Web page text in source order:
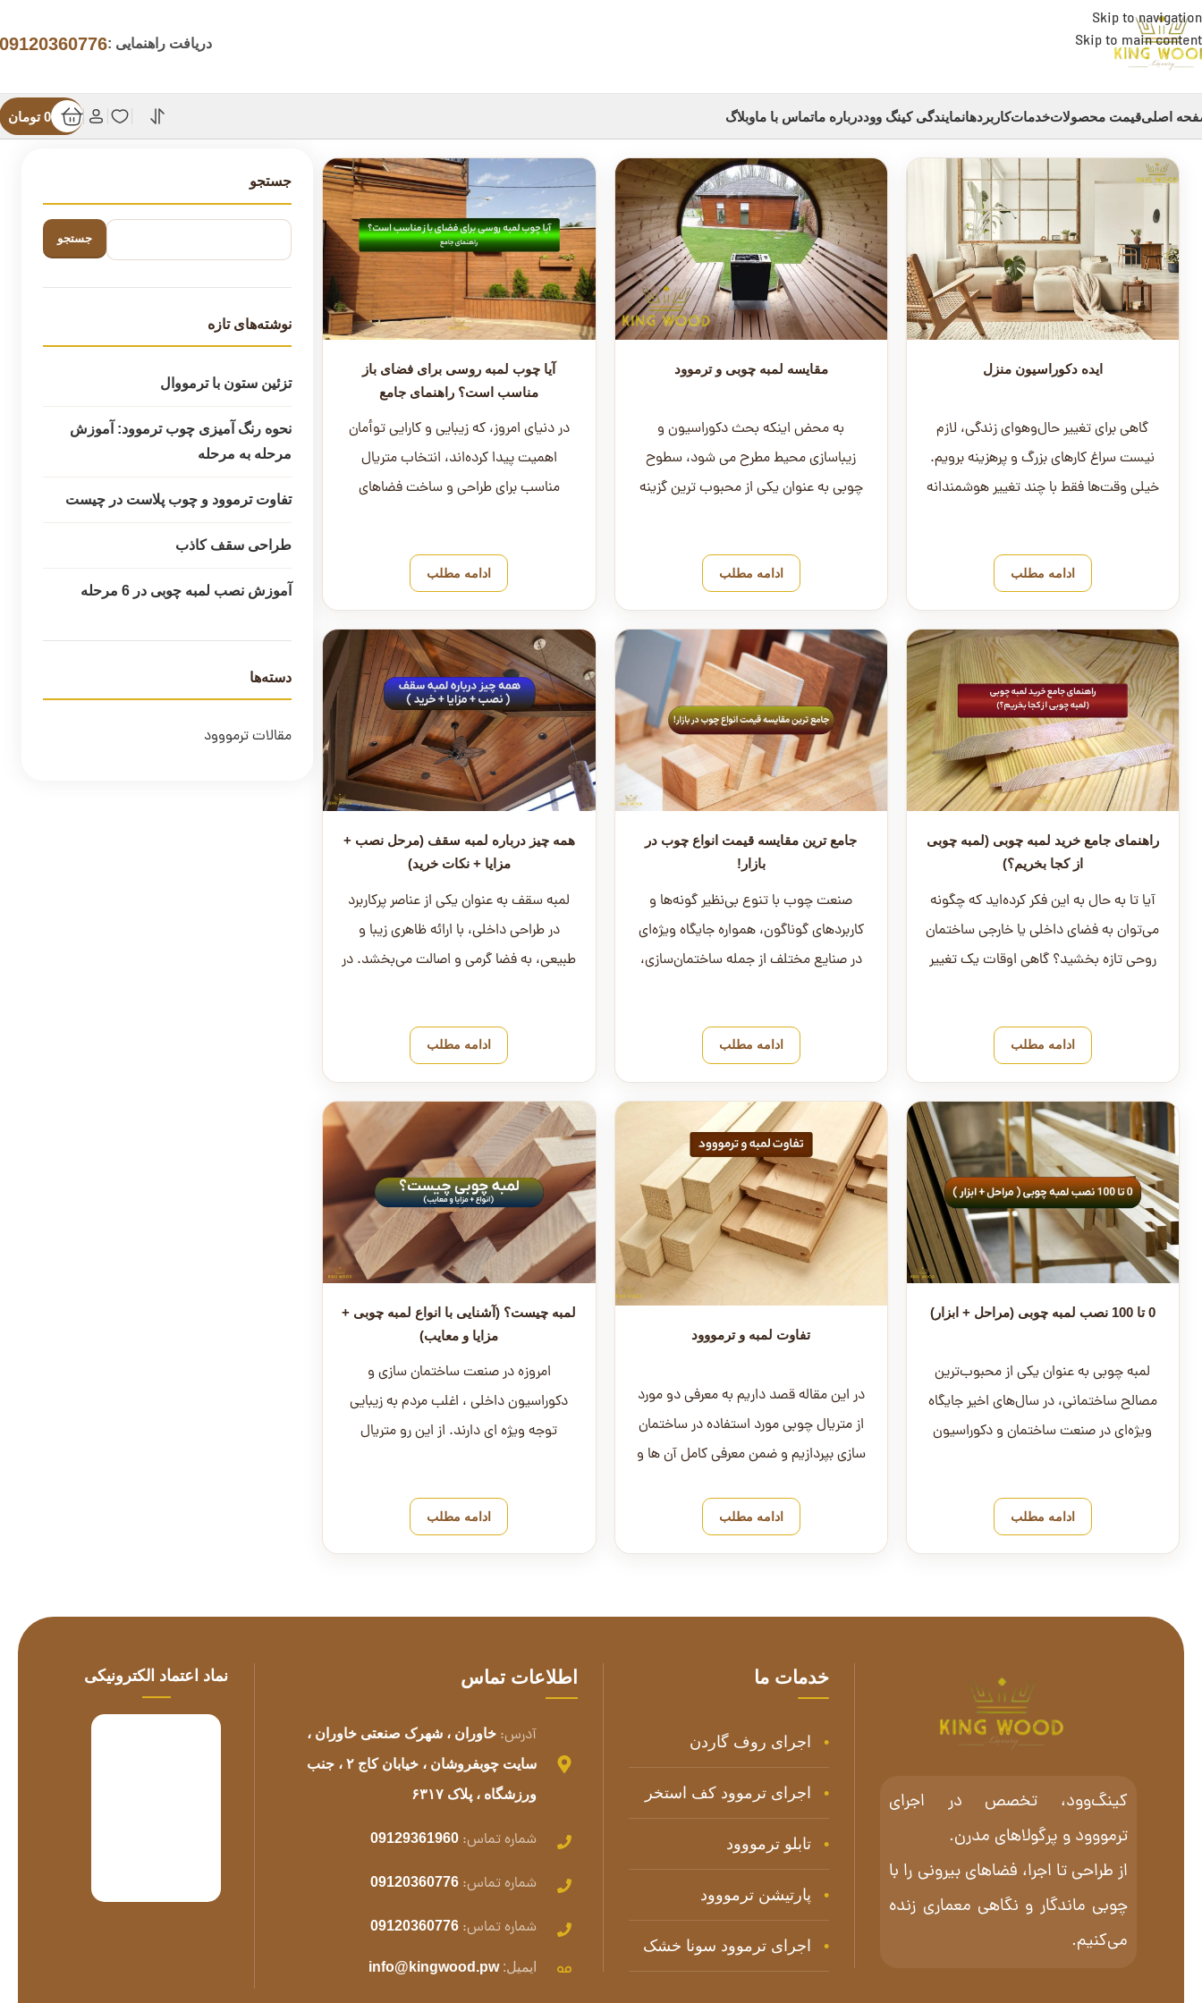
Skip to navigation
Skip to main content
دریافت راهنمایی :09120360776
اصلیقیمت محصولاتخدماتکاربردهانمایندگی کینگ ووددرباره ماتماس با ماوبلاگ 0 تومان
ایده دکوراسیون منزل
گاهی برای تغییر حال‌وهوای زندگی، لازم
نیست سراغ کارهای بزرگ و پرهزینه برویم.
خیلی وقت‌ها فقط با چند تغییر هوشمندانه
ادامه مطلب
مقایسه لمبه چوبی و ترموود
به محض اینکه بحث دکوراسیون و
زیباسازی محیط مطرح می شود، سطوح
چوبی به عنوان یکی از محبوب ترین گزینه
ادامه مطلب
آیا چوب لمبه روسی برای فضای باز
مناسب است؟ راهنمای جامع
در دنیای امروز، که زیبایی و کارایی توأمان
اهمیت پیدا کرده‌اند، انتخاب متریال
مناسب برای طراحی و ساخت فضاهای
ادامه مطلب
راهنمای جامع خرید لمبه چوبی (لمبه چوبی
از کجا بخریم؟)
آیا تا به حال به این فکر کرده‌اید که چگونه
می‌توان به فضای داخلی یا خارجی ساختمان
روحی تازه بخشید؟ گاهی اوقات یک تغییر
ادامه مطلب
جامع ترین مقایسه قیمت انواع چوب در
بازار!
صنعت چوب با تنوع بی‌نظیر گونه‌ها و
کاربردهای گوناگون، همواره جایگاه ویژه‌ای
در صنایع مختلف از جمله ساختمان‌سازی،
ادامه مطلب
همه چیز درباره لمبه سقف (مرحل نصب +
مزایا + نکات خرید)
لمبه سقف به عنوان یکی از عناصر پرکاربرد
در طراحی داخلی، با ارائه ظاهری زیبا و
طبیعی، به فضا گرمی و اصالت می‌بخشد. در
ادامه مطلب
0 تا 100 نصب لمبه چوبی (مراحل + ابزار)
لمبه چوبی به عنوان یکی از محبوب‌ترین
مصالح ساختمانی، در سال‌های اخیر جایگاه
ویژه‌ای در صنعت ساختمان و دکوراسیون
ادامه مطلب
تفاوت لمبه و ترمووود
در این مقاله قصد داریم به معرفی دو مورد
از متریال چوبی مورد استفاده در ساختمان
سازی بپردازیم و ضمن معرفی کامل آن ها و
ادامه مطلب
لمبه چیست؟ (آشنایی با انواع لمبه چوبی +
مزایا و معایب)
امروزه در صنعت ساختمان سازی و
دکوراسیون داخلی ، اغلب مردم به زیبایی
توجه ویژه ای دارند. از این رو متریال
ادامه مطلب
جستجو
جستجو
نوشته‌های تازه
تزئین ستون با ترمووال
نحوه رنگ آمیزی چوب ترموود: آموزش
مرحله به مرحله
تفاوت ترموود و چوب پلاست در چیست
طراحی سقف کاذب
آموزش نصب لمبه چوبی در 6 مرحله
دسته‌ها
مقالات ترمووود
کینگ‌وود، تخصص در اجرای
ترمووود و پرگولاهای مدرن.
از طراحی تا اجرا، فضاهای بیرونی را با
چوبی ماندگار و نگاهی معماری زنده
می‌کنیم.
خدمات ما
اجرای روف گاردن
اجرای ترموود کف استخر
تابلو ترمووود
پارتیشن ترمووود
اجرای ترموود سونا خشک
آدرس: خاوران ، شهرک صنعتی خاوران ،
سایت چوبفروشان ، خیابان کاج ۲ ، جنب
ورزشگاه ، پلاک ۶۳۱۷
شماره تماس: 09129361960
شماره تماس: 09120360776
شماره تماس: 09120360776
ایمیل:info@kingwood.pw